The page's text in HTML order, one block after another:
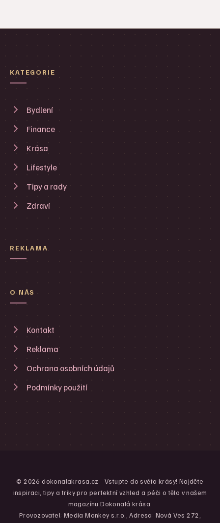
KATEGORIE
Bydlení
Finance
Krása
Lifestyle
Tipy a rady
Zdraví
REKLAMA
O NÁS
Kontakt
Reklama
Ochrana osobních údajů
Podmínky použití
© 2026 dokonalakrasa.cz - Vstupte do světa krásy! Najděte
inspiraci, tipy a triky pro perfektní vzhled a péči o tělo v našem
magazínu Dokonalá krása.
Provozovatel: Media Monkey s.r.o., Adresa: Nová Ves 272,